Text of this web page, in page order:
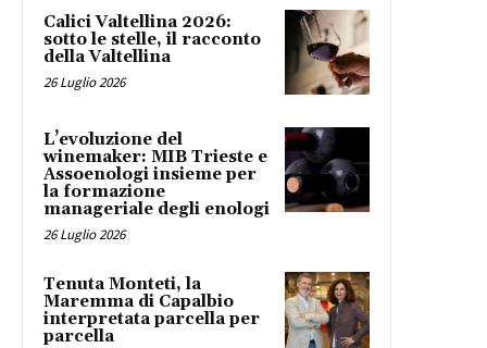
Calici Valtellina 2026:
sotto le stelle, il racconto
della Valtellina
26 Luglio 2026
L’evoluzione del
winemaker: MIB Trieste e
Assoenologi insieme per
la formazione
manageriale degli enologi
26 Luglio 2026
Tenuta Monteti, la
Maremma di Capalbio
interpretata parcella per
parcella